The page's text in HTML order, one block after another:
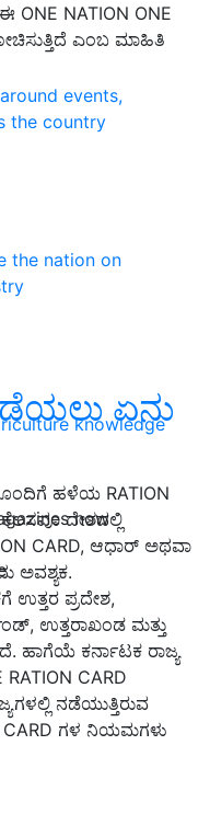
events,
the country
the nation on
knowledge
now
ONE NATION ONE
ಎಂಬ ಮಾಹಿತಿ
ಏನು
ಹಳೆಯ RATION
ದೇಶದಲ್ಲಿ
CARD, ಆಧಾರ್ ಅಥವಾ
ಅವಶ್ಯಕ.
ಉತ್ತರ ಪ್ರದೇಶ,
ಉತ್ತರಾಖಂಡ ಮತ್ತು
ಕರ್ನಾಟಕ ರಾಜ್ಯ
CARD
ನಡೆಯುತ್ತಿರುವ
CARD ಗಳ ನಿಯಮಗಳು